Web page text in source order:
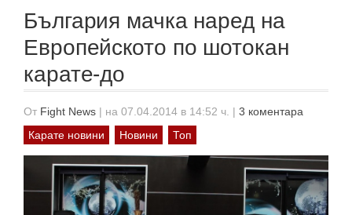
България мачка наред на
Европейското по шотокан
карате-до
От Fight News | на 07.04.2014 в 14:52 ч. | 3 коментара
Карате новини
Новини Топ